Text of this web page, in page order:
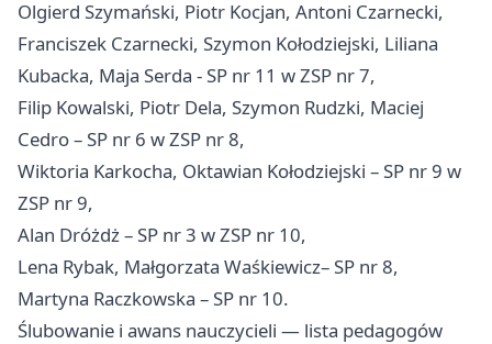
Olgierd Szymański, Piotr Kocjan, Antoni Czarnecki,
Franciszek Czarnecki, Szymon Kołodziejski, Liliana
Kubacka, Maja Serda - SP nr 11 w ZSP nr 7,
Filip Kowalski, Piotr Dela, Szymon Rudzki, Maciej
Cedro – SP nr 6 w ZSP nr 8,
Wiktoria Karkocha, Oktawian Kołodziejski – SP nr 9 w
ZSP nr 9,
Alan Dróżdż – SP nr 3 w ZSP nr 10,
Lena Rybak, Małgorzata Waśkiewicz– SP nr 8,
Martyna Raczkowska – SP nr 10.
Ślubowanie i awans nauczycieli — lista pedagogów